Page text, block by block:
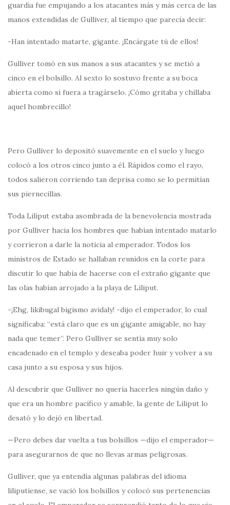
guardia fue empujando a los atacantes más y más cerca de las
manos extendidas de Gulliver, al tiempo que parecía decir:
-Han intentado matarte, gigante. ¡Encárgate tú de ellos!
Gulliver tomó en sus manos a sus atacantes y se metió a
cinco en el bolsillo. Al sexto lo sostuvo frente a su boca
abierta como si fuera a tragárselo. ¡Cómo gritaba y chillaba
aquel hombrecillo!
Pero Gulliver lo depositó suavemente en el suelo y luego
colocó a los otros cinco junto a él. Rápidos como el rayo,
todos salieron corriendo tan deprisa como se lo permitían
sus piernecillas.
Toda Liliput estaba asombrada de la benevolencia mostrada
por Gulliver hacia los hombres que habían intentado matarlo
y corrieron a darle la noticia al emperador. Todos los
ministros de Estado se hallaban reunidos en la corte para
discutir lo que había de hacerse con el extraño gigante que
las olas habían arrojado a la playa de Liliput.
-¡Ehg, likibugal bigismo avidaly! -dijo el emperador, lo cual
significaba: “está claro que es un gigante amigable, no hay
nada que temer”. Pero Gulliver se sentía muy solo
encadenado en el templo y deseaba poder huir y volver a su
casa junto a su esposa y sus hijos.
Al descubrir que Gulliver no quería hacerles ningún daño y
que era un hombre pacífico y amable, la gente de Liliput lo
desató y lo dejó en libertad.
—Pero debes dar vuelta a tus bolsillos —dijo el emperador—
para asegurarnos de que no llevas armas peligrosas.
Gulliver, que ya entendía algunas palabras del idioma
liliputiense, se vació los bolsillos y colocó sus pertenencias